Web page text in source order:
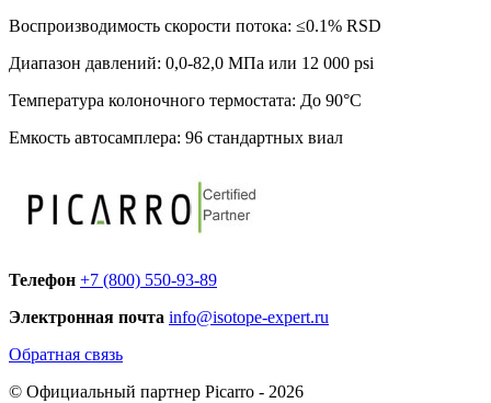
Воспроизводимость скорости потока: ≤0.1% RSD
Диапазон давлений: 0,0-82,0 MПa или 12 000 psi
Температура колоночного термостата: До 90°С
Емкость автосамплера: 96 стандартных виал
Телефон +7 (800) 550-93-89
Электронная почта info@isotope-expert.ru
Обратная связь
© Официальный партнер Picarro - 2026